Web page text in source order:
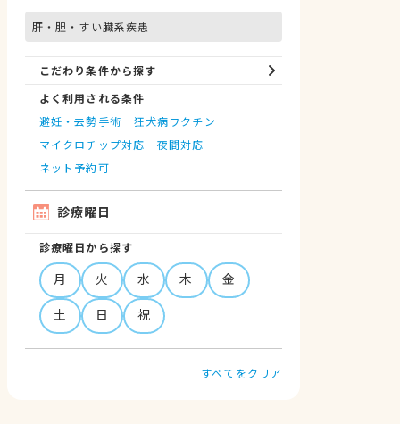
肝・胆・すい臓系疾患
こだわり条件から探す
よく利用される条件
避妊・去勢手術
狂犬病ワクチン
マイクロチップ対応
夜間対応
ネット予約可
診療曜日
診療曜日から探す
月 火 水 木
金
土
日 祝
すべてをクリア